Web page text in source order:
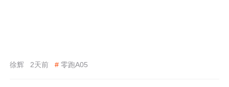
徐辉 2天前 # 零跑A05